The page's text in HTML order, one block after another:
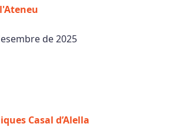
de 2025
Casal d’Alella